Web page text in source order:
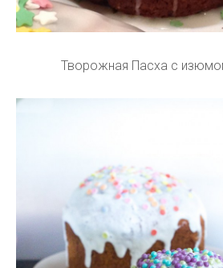
Творожная Пасха с